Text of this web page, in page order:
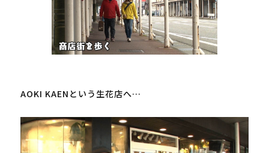
AOKI KAENという生花店へ…